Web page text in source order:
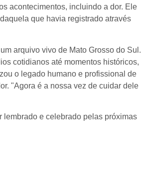
acontecimentos, incluindo a dor. Ele
que havia registrado através
arquivo vivo de Mato Grosso do Sul.
cotidianos até momentos históricos,
o legado humano e profissional de
"Agora é a nossa vez de cuidar dele
e celebrado pelas próximas